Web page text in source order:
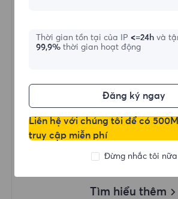
Dùng Dữ Liệu Không Giới Hạn
Sử Dụng IP Không Giới Hạn
Hơn 50 Vùng Trên Toàn Thế
Proxy Dân Cư Động Thực
Tìm hiểu thêm
Thời gian tồn tại của IP <=24h và
99,9%thời gian hoạt động
Đăng ký ngay
Liên hệ với chúng tôi để có
truy cập miễn phí
Đừng nhắc tôi nữa